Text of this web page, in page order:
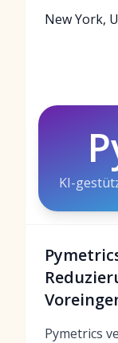
New York,
KI-
Pymetrics